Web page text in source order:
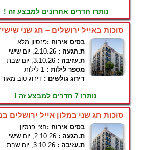
נותרו חדרים אחרונים למבצע זה !
סוכות באייל ירושלים – חג שני
בסיס אירוח :פנסיון מלא
ת.הגעה : 2.10.26, יום שישי
ת.עזיבה : 3.10.26, יום שבת
מספר לילות : 1 לילות
דירוג גולשים : דירוג טוב מאוד
נותרו 7 חדרים למבצע זה !
סוכות חג שני במלון אייל ירושלים
בסיס אירוח :חצי פנסיון
ת.הגעה : 2.10.26, יום שישי
ת.עזיבה : 3.10.26, יום שבת